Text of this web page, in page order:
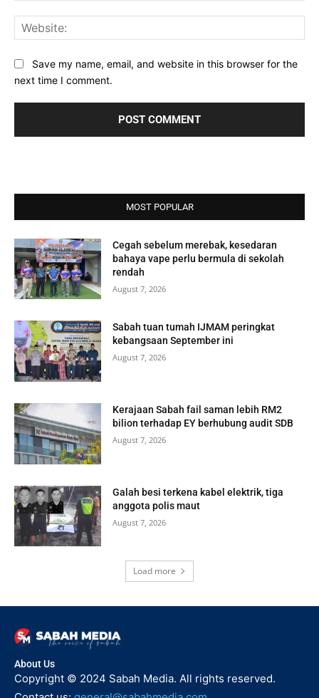
Save my name, email, and website in this browser for the
next time I comment.
MOST POPULAR
Cegah sebelum merebak, kesedaran
bahaya vape perlu bermula di sekolah
rendah
August 7, 2026
Sabah tuan tumah IJMAM peringkat
kebangsaan September ini
August 7, 2026
Kerajaan Sabah fail saman lebih RM2
bilion terhadap EY berhubung audit SDB
August 7, 2026
Galah besi terkena kabel elektrik, tiga
anggota polis maut
August 7, 2026
Load more
About Us
Copyright © 2024 Sabah Media. All rights reserved.